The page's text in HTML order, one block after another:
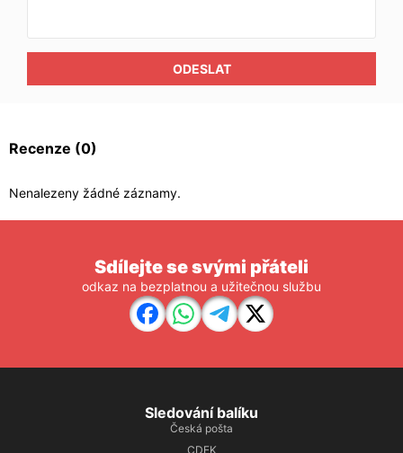
ODESLAT
Recenze (0)
Nenalezeny žádné záznamy.
Sdílejte se svými přáteli
odkaz na bezplatnou a užitečnou službu
Sledování balíku
Česká pošta
CDEK